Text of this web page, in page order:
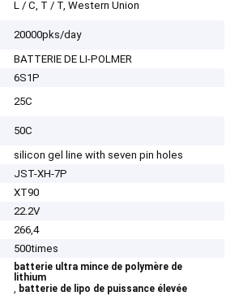
L / C, T / T, Western Union
20000pks/day
BATTERIE DE LI-POLMER
6S1P
25C
50C
silicon gel line with seven pin holes
JST-XH-7P
XT90
22.2V
266,4
500times
batterie ultra mince de polymère de
lithium
, batterie de lipo de puissance élevée